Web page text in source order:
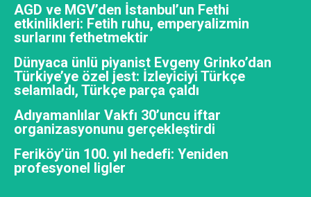
AGD ve MGV’den İstanbul’un Fethi
etkinlikleri: Fetih ruhu, emperyalizmin
surlarını fethetmektir
Dünyaca ünlü piyanist Evgeny Grinko’dan
Türkiye’ye özel jest: İzleyiciyi Türkçe
selamladı, Türkçe parça çaldı
Adıyamanlılar Vakfı 30’uncu iftar
organizasyonunu gerçekleştirdi
Feriköy’ün 100. yıl hedefi: Yeniden
profesyonel ligler